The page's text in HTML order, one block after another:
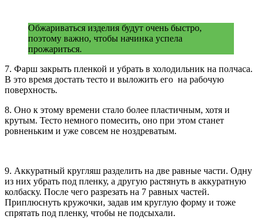
Обжариваться изделия будут очень быстро,
поэтому важно, чтобы начинка успела
прожариться.
7. Фарш закрыть пленкой и убрать в холодильник на полчаса.
В это время достать тесто и выложить его на рабочую
поверхность.
8. Оно к этому времени стало более пластичным, хотя и
крутым. Тесто немного помесить, оно при этом станет
ровненьким и уже совсем не ноздреватым.
9. Аккуратный кругляш разделить на две равные части. Одну
из них убрать под пленку, а другую растянуть в аккуратную
колбаску. После чего разрезать на 7 равных частей.
Приплюснуть кружочки, задав им круглую форму и тоже
спрятать под пленку, чтобы не подсыхали.